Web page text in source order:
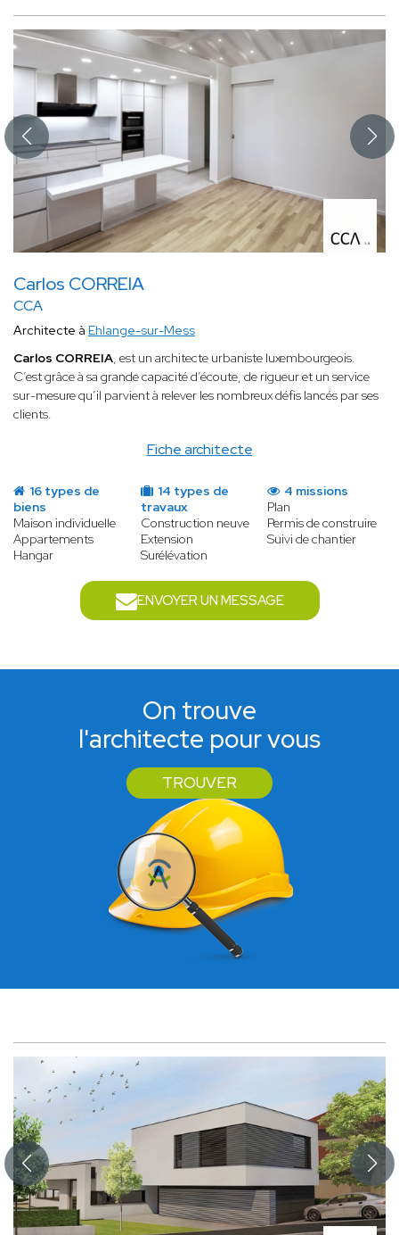
Carlos CORREIA
CCA
Fiche architecte
Architecte à Ehlange-sur-Mess
Carlos CORREIA, est un architecte urbaniste luxembourgeois.
C’est grâce à sa grande capacité d’écoute, de rigueur et un service
sur-mesure qu’il parvient à relever les nombreux défis lancés par ses
clients.
16 types de
biens
Maison individuelle
Appartements
Hangar
14 types de
travaux
Construction neuve
Extension
Surélévation
4 missions
Plan
Permis de construire
Suivi de chantier
ENVOYER UN MESSAGE
On trouve
l'architecte pour vous
TROUVER